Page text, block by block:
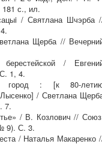
с., ил.
/ Святлана Шчэрба
Щерба //
/
1, 4.
город : [к 80-
/ Светлана
7.
/ В. Козлович //
9). С. 3.
/ Наталья Макаренко